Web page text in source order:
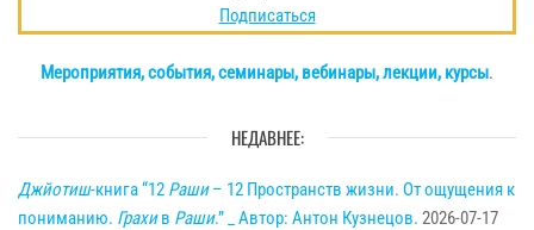
Подписаться
Мероприятия, события, семинары, вебинары, лекции, курсы.
НЕДАВНЕЕ:
Джйотиш-книга “12 Раши– 12 Пространств жизни. От ощущения к
пониманию. Грахив Раши.” _ Автор: Антон Кузнецов. 2026-07-17